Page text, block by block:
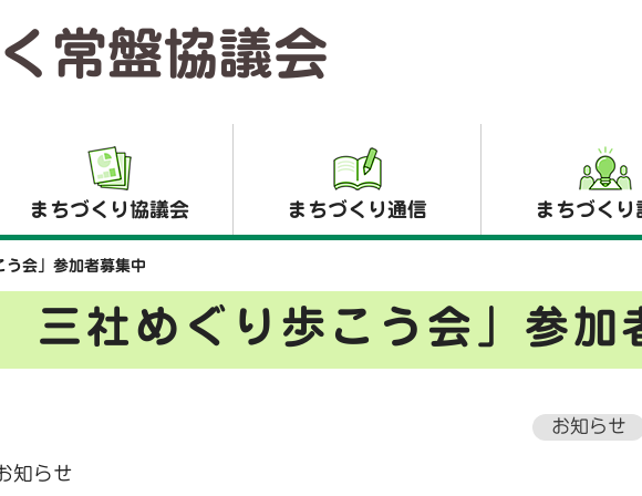
常盤協議会
まちづくり協議会 まちづくり通信 まちづくり
会」参加者募集中
三社めぐり歩こう会」参加
お知らせ
知らせ